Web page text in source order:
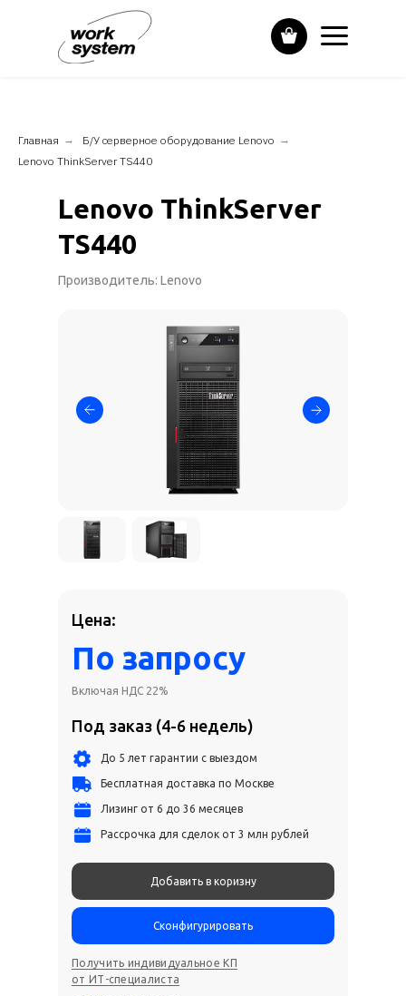
Главная → Б/У серверное оборудование Lenovo →
Lenovo ThinkServer TS440
Lenovo ThinkServer
TS440
Производитель: Lenovo
Цена:
Под заказ (4-6 недель)
По запросу
Включая НДС 22%
До 5 лет гарантии с выездом
Получить индивидуальное КП
от ИТ-специалиста
Бесплатная доставка по Москве
Лизинг от 6 до 36 месяцев
Рассрочка для сделок от 3 млн рублей
Добавить в коризну
Сконфигурировать